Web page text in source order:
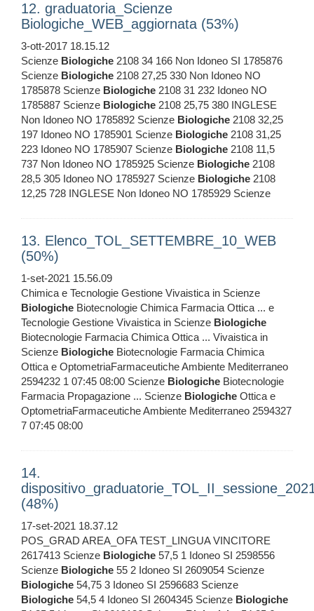
12. graduatoria_Scienze
Biologiche_WEB_aggiornata (53%)
3-ott-2017 18.15.12
Scienze Biologiche 2108 34 166 Non Idoneo SI 1785876
Scienze Biologiche 2108 27,25 330 Non Idoneo NO
1785878 Scienze Biologiche 2108 31 232 Idoneo NO
1785887 Scienze Biologiche 2108 25,75 380 INGLESE
Non Idoneo NO 1785892 Scienze Biologiche 2108 32,25
197 Idoneo NO 1785901 Scienze Biologiche 2108 31,25
223 Idoneo NO 1785907 Scienze Biologiche 2108 11,5
737 Non Idoneo NO 1785925 Scienze Biologiche 2108
28,5 305 Idoneo NO 1785927 Scienze Biologiche 2108
12,25 728 INGLESE Non Idoneo NO 1785929 Scienze
13. Elenco_TOL_SETTEMBRE_10_WEB
(50%)
1-set-2021 15.56.09
Chimica e Tecnologie Gestione Vivaistica in Scienze
Biologiche Biotecnologie Chimica Farmacia Ottica ... e
Tecnologie Gestione Vivaistica in Scienze Biologiche
Biotecnologie Farmacia Chimica Ottica ... Vivaistica in
Scienze Biologiche Biotecnologie Farmacia Chimica
Ottica e OptometriaFarmaceutiche Ambiente Mediterraneo
2594232 1 07:45 08:00 Scienze Biologiche Biotecnologie
Farmacia Propagazione ... Scienze Biologiche Ottica e
OptometriaFarmaceutiche Ambiente Mediterraneo 2594327
7 07:45 08:00
14.
(48%)
17-set-2021 18.37.12
POS_GRAD AREA_OFA TEST_LINGUA VINCITORE
2617413 Scienze Biologiche 57,5 1 Idoneo SI 2598556
Scienze Biologiche 55 2 Idoneo SI 2609054 Scienze
Biologiche 54,75 3 Idoneo SI 2596683 Scienze
Biologiche 54,5 4 Idoneo SI 2604345 Scienze Biologiche